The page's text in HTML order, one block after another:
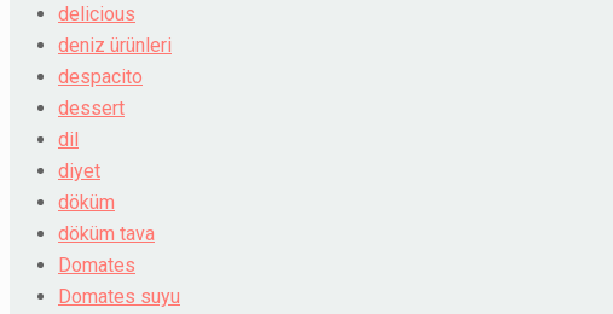
delicious
deniz ürünleri
despacito
dessert
dil
diyet
döküm
döküm tava
Domates
Domates suyu